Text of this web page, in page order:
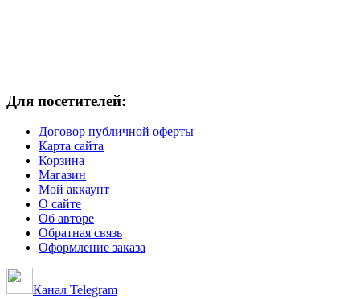
Для посетителей:
Договор публичной оферты
Карта сайта
Корзина
Магазин
Мой аккаунт
О сайте
Об авторе
Обратная связь
Оформление заказа
Канал Telegram